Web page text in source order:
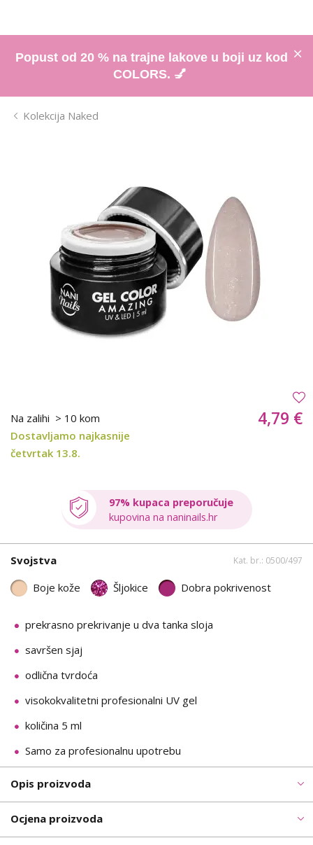
Popust od 20 % na trajne lakove u boji uz kod
COLORS. 💅
Kolekcija Naked
Na zalihi > 10 kom
Dostavljamo najkasnije
četvrtak 13.8.
4,79 €
97% kupaca preporučuje
kupovina na naninails.hr
Svojstva Kat. br.: 0500/497
Boje kože Šljokice Dobra pokrivenost
prekrasno prekrivanje u dva tanka sloja
savršen sjaj
odlična tvrdoća
visokokvalitetni profesionalni UV gel
količina 5 ml
Samo za profesionalnu upotrebu
Opis proizvoda
Ocjena proizvoda